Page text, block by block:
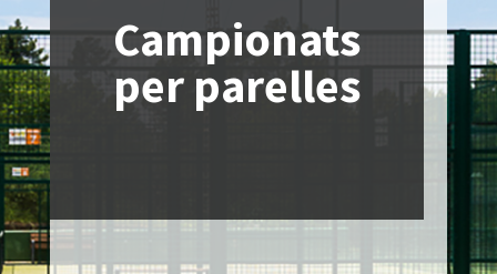
Campionats
per parelles